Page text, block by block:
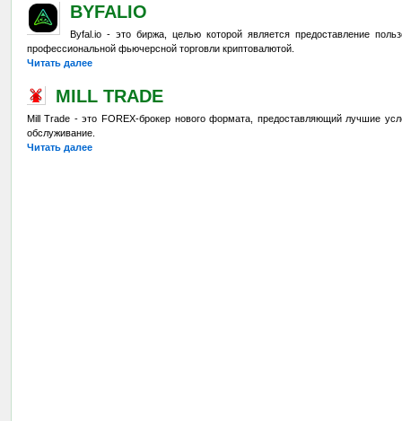
BYFALIO
Byfal.io - это биржа, целью которой является предоставление
профессиональной фьючерсной торговли криптовалютой.
Читать далее
MILL TRADE
Mill Trade - это FOREX-брокер нового формата, предоставляющий лучшие
обслуживание.
Читать далее